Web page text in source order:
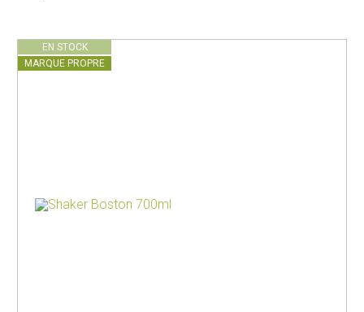
EN STOCK
MARQUE PROPRE